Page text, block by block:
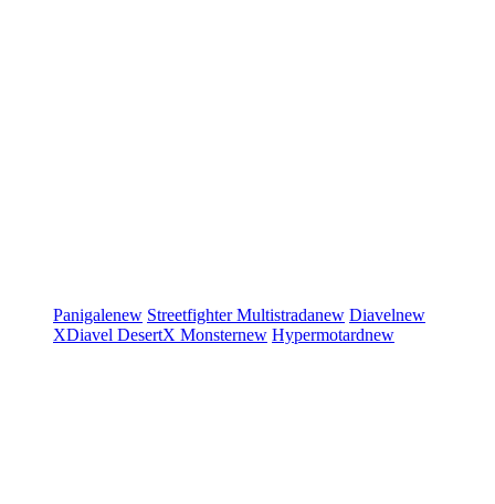
Panigalenew StreetfighterMultistradanew Diavelnew
XDiavel DesertX Monsternew Hypermotardnew